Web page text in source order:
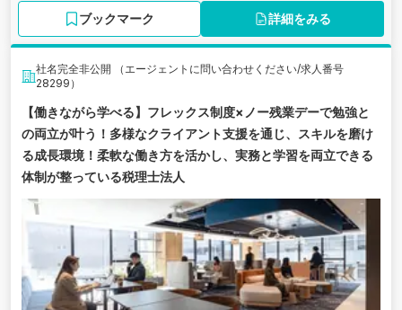
ブックマーク 詳細をみる
社名完全非公開 （エージェントに問い合わせください/求人番号
28299）
【働きながら学べる】フレックス制度×ノー残業デーで勉強と
の両立が叶う！多様なクライアント支援を通じ、スキルを磨け
る成長環境！柔軟な働き方を活かし、実務と学習を両立できる
体制が整っている税理士法人